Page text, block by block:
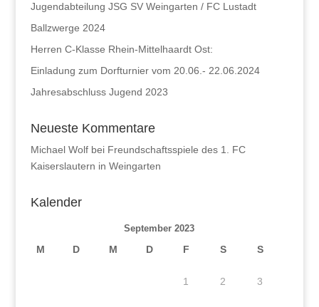
Jugendabteilung JSG SV Weingarten / FC Lustadt
Ballzwerge 2024
Herren C-Klasse Rhein-Mittelhaardt Ost:
Einladung zum Dorfturnier vom 20.06.- 22.06.2024
Jahresabschluss Jugend 2023
Neueste Kommentare
Michael Wolfbei Freundschaftsspiele des 1. FC
Kaiserslautern in Weingarten
Kalender
September 2023
M D M D F S S
1 2 3